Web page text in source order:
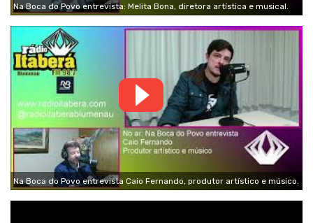
Na Boca do Povo entrevista: Melita Bona, diretora artística e musical.
Na Boca do Povo entrevista Caio Fernando, produtor artístico e músico.